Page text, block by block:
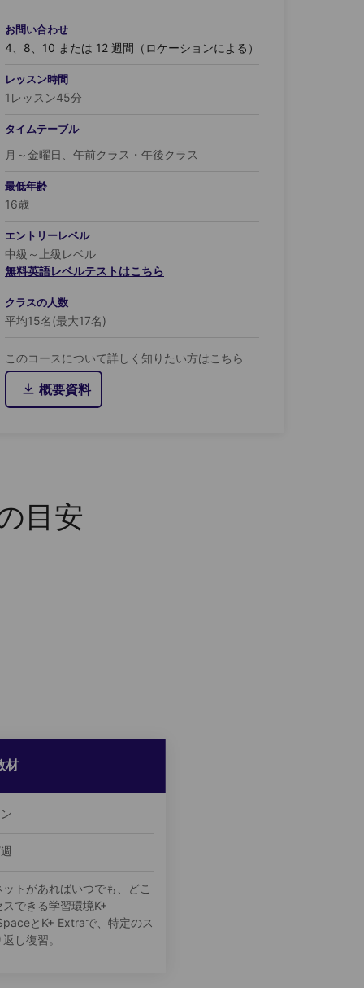
お問い合わせ
4、8、10 または 12 週間（ロケーションによる）
レッスン時間
1レッスン45分
タイムテーブル
月～金曜日、午前クラス・午後クラス
最低年齢
16歳
エントリーレベル
中級～上級レベル
無料英語レベルテストはこちら
クラスの人数
平均15名(最大17名)
このコースについて詳しく知りたい方はこちら
概要資料
目安
材
トがあればいつでも、どこ
できる学習環境K+
とK+ Extraで、特定のス
し復習。